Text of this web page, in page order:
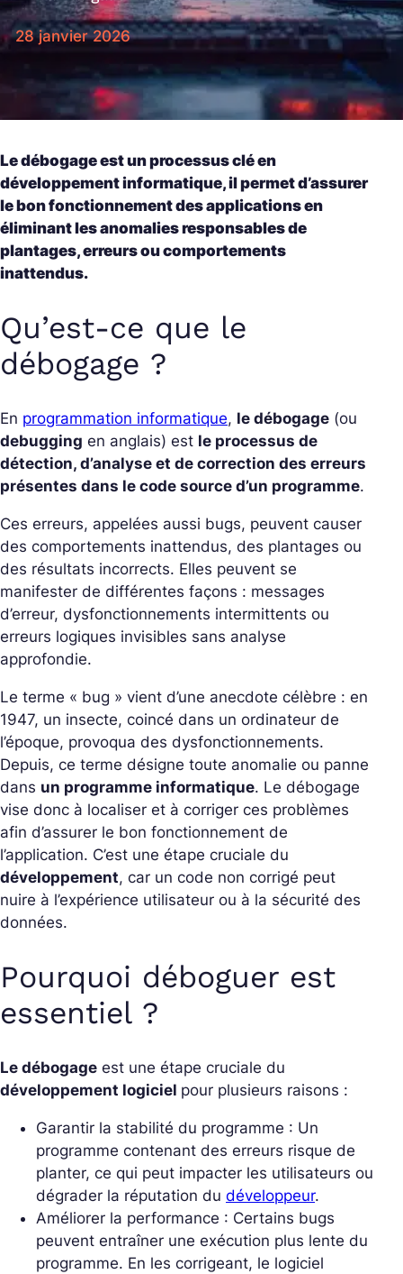
28 janvier 2026
Le débogage est un processus clé en
développement informatique, il permet d’assurer
le bon fonctionnement des applications en
éliminant les anomalies responsables de
plantages, erreurs ou comportements
inattendus.
Qu’est-ce que le
débogage ?
En programmation informatique, le débogage (ou
debugging en anglais) est le processus de
détection, d’analyse et de correction des erreurs
présentes dans le code source d’un programme.
Ces erreurs, appelées aussi bugs, peuvent causer
des comportements inattendus, des plantages ou
des résultats incorrects. Elles peuvent se
manifester de différentes façons : messages
d’erreur, dysfonctionnements intermittents ou
erreurs logiques invisibles sans analyse
approfondie.
Le terme « bug » vient d’une anecdote célèbre : en
1947, un insecte, coincé dans un ordinateur de
l’époque, provoqua des dysfonctionnements.
Depuis, ce terme désigne toute anomalie ou panne
dans un programme informatique. Le débogage
vise donc à localiser et à corriger ces problèmes
afin d’assurer le bon fonctionnement de
l’application. C’est une étape cruciale du
développement, car un code non corrigé peut
nuire à l’expérience utilisateur ou à la sécurité des
données.
Pourquoi déboguer est
essentiel ?
Le débogage est une étape cruciale du
développement logiciel pour plusieurs raisons :
Garantir la stabilité du programme : Un
programme contenant des erreurs risque de
planter, ce qui peut impacter les utilisateurs ou
dégrader la réputation du développeur.
Améliorer la performance : Certains bugs
peuvent entraîner une exécution plus lente du
programme. En les corrigeant, le logiciel